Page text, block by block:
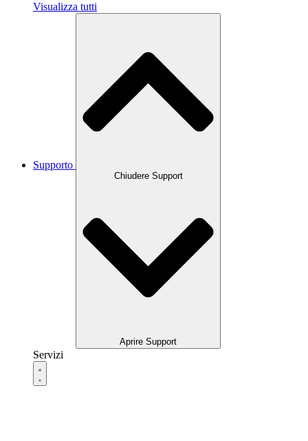
Visualizza tutti
Supporto
Chiudere Support
Aprire Support
Servizi